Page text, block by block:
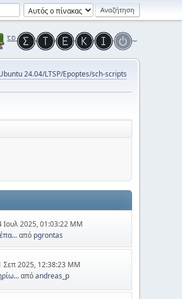
24.04/LTSP/Epoptes/sch-scripts
Ιουλ 2025, 01:03:22 ΜΜ
από pgrontas
Σεπ 2025, 12:38:23 ΜΜ
απόandreas_p